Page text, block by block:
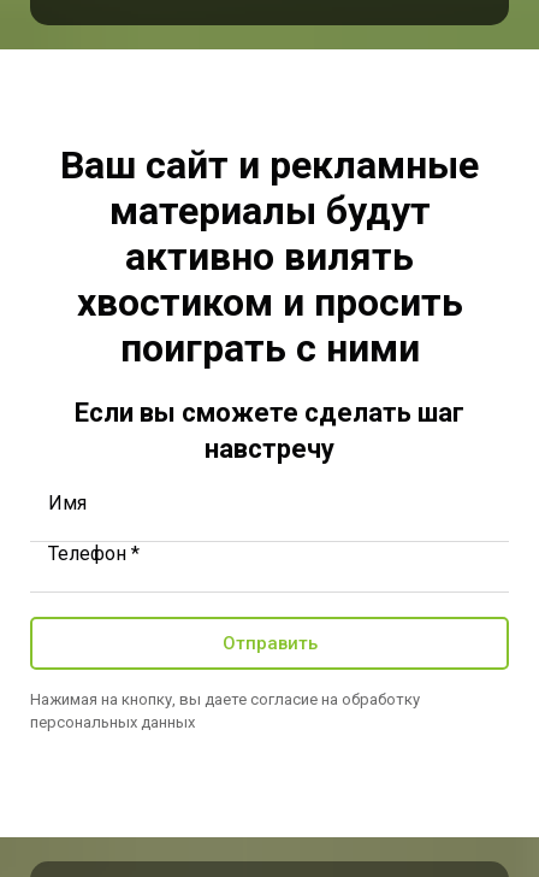
Ваш сайт и рекламные
материалы будут
активно вилять
хвостиком и просить
поиграть с ними
Если вы сможете сделать шаг
навстречу
Имя
Телефон *
Отправить
Нажимая на кнопку, вы даете согласие на обработку
персональных данных